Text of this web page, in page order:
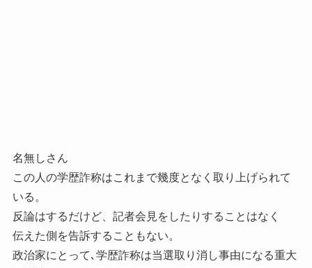
名無しさん
この人の学歴詐称はこれまで幾度となく取り上げられて
いる。
反論はするだけど、記者会見をしたりすることはなく
伝えた側を告訴することもない。
政治家にとって､学歴詐称は当選取り消し事由になる重大